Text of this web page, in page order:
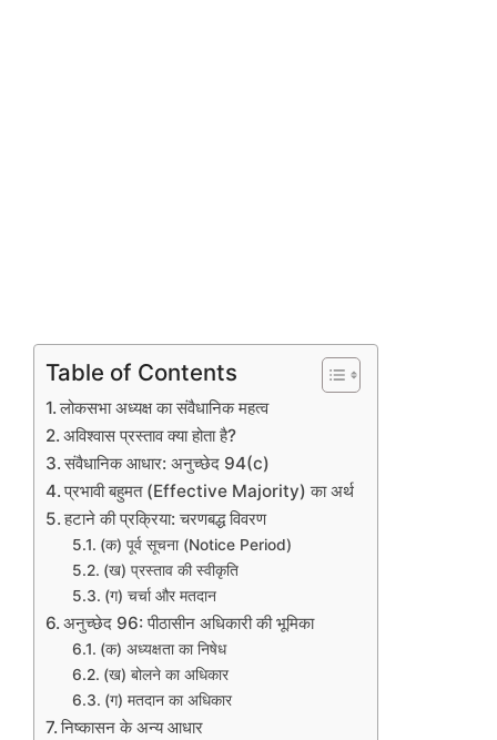
Table of Contents
लोकसभा अध्यक्ष का संवैधानिक महत्व
अविश्वास प्रस्ताव क्या होता है?
संवैधानिक आधार: अनुच्छेद 94(c)
प्रभावी बहुमत (Effective Majority) का अर्थ
हटाने की प्रक्रिया: चरणबद्ध विवरण
(क) पूर्व सूचना (Notice Period)
(ख) प्रस्ताव की स्वीकृति
(ग) चर्चा और मतदान
अनुच्छेद 96: पीठासीन अधिकारी की भूमिका
(क) अध्यक्षता का निषेध
(ख) बोलने का अधिकार
(ग) मतदान का अधिकार
निष्कासन के अन्य आधार